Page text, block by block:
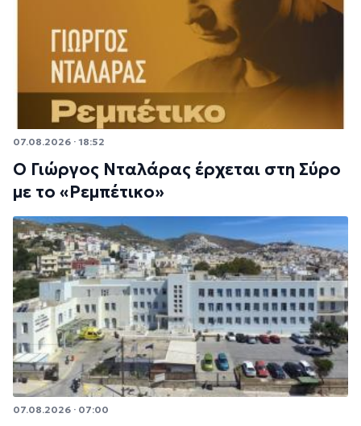
07.08.2026 · 18:52
Ο Γιώργος Νταλάρας έρχεται στη Σύρο
με το «Ρεμπέτικο»
07.08.2026 · 07:00